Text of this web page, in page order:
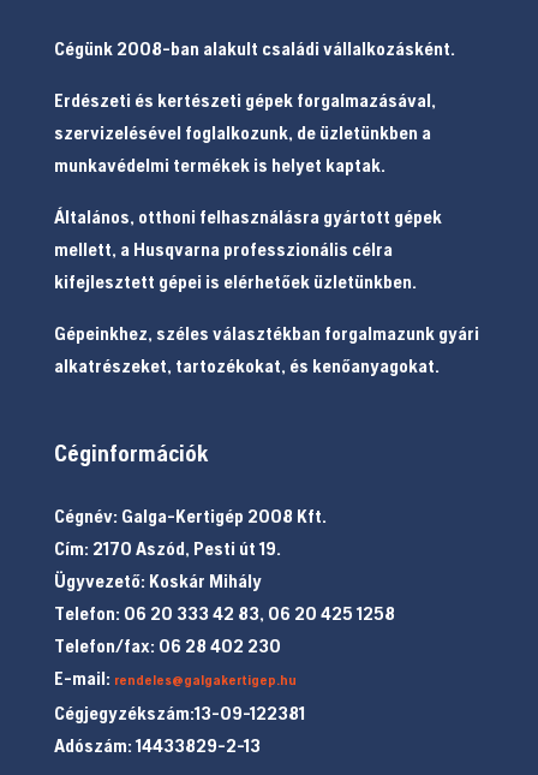
Cégünk 2008-ban alakult családi vállalkozásként.
Erdészeti és kertészeti gépek forgalmazásával,
szervizelésével foglalkozunk, de üzletünkben a
munkavédelmi termékek is helyet kaptak.
Általános, otthoni felhasználásra gyártott gépek
mellett, a Husqvarna professzionális célra
kifejlesztett gépei is elérhetőek üzletünkben.
Gépeinkhez, széles választékban forgalmazunk gyári
alkatrészeket, tartozékokat, és kenőanyagokat.
Céginformációk
Cégnév: Galga-Kertigép 2008 Kft.
Cím: 2170 Aszód, Pesti út 19.
Ügyvezető: Koskár Mihály
Telefon: 06 20 333 42 83, 06 20 425 1258
Telefon/fax: 06 28 402 230
E-mail: rendeles@galgakertigep.hu
Cégjegyzékszám:13-09-122381
Adószám: 14433829-2-13